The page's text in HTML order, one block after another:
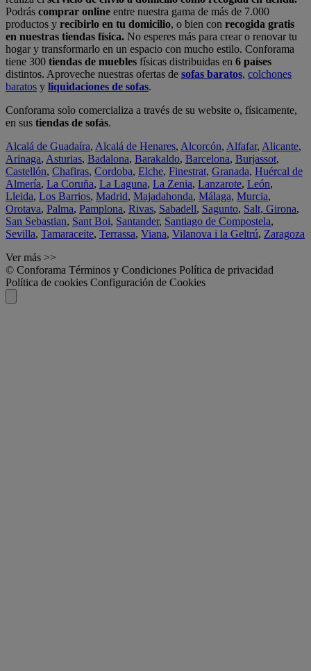
Podrás comprar online entre nuestra gama de más de 7.000
productos y recibirlo en tu domicilio, o bien con recogida gratis
en nuestras tiendas física. No esperes más para crear o renovar tu
hogar y transformarlo en un espacio con mucho estilo. Conforama
tiene 300 tiendas de muebles físicas distribuidas en 6 países
distintos. Aproveche nuestras ofertas de sofas baratos, colchones
baratos y liquidaciones de sofas.
Conforama solo comercializa a través de su website o, físicamente,
en sus tiendas de sofás.
Alcalá de Guadaíra, Alcalá de Henares, Alcorcón, Alfafar, Alicante,
Arinaga, Asturias, Badalona, Barakaldo, Barcelona, Burjassot,
Castellón, Chafiras, Cordoba, Elche, Finestrat, Granada, Huércal de
Almería, La Coruña, La Laguna, La Zenia, Lanzarote, León,
Lleida, Los Barrios, Madrid, Majadahonda, Málaga, Murcia,
Orotava, Palma, Pamplona, Rivas, Sabadell, Sagunto, Salt, Girona,
San Sebastian, Sant Boi, Santander, Santiago de Compostela,
Sevilla, Tamaraceite, Terrassa, Viana, Vilanova i la Geltrú, Zaragoza
Ver más >>
© Conforama Términos y Condiciones Política de privacidad
Política de cookies Configuración de Cookies